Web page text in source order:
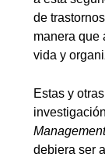
de
manera que
vida y
Estas y
debiera ser